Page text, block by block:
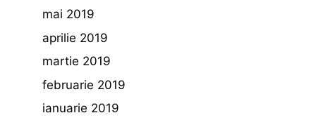
mai 2019
aprilie 2019
martie 2019
februarie 2019
ianuarie 2019